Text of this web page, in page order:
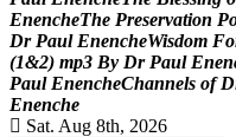
EnencheThe Preservation P
Dr Paul EnencheWisdom Fo
(1&2) mp3 By Dr Paul Enen
Paul EnencheChannels of D
Enenche
Sat. Aug 8th, 2026